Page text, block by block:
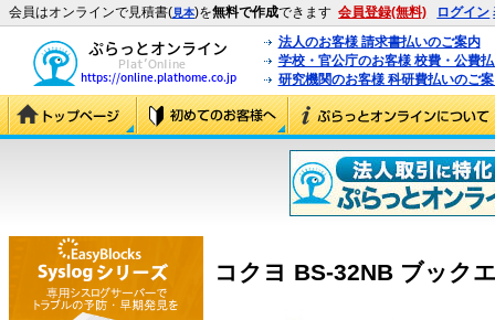
会員はオンラインで見積書(見本)を無料で作成できます 会員登録(無料) ログイン
法人のお客様 請求書払いのご案内
学校・官公庁のお客様 校費・公費
研究機関のお客様 科研費払いのご
コクヨ BS-32NB ブック